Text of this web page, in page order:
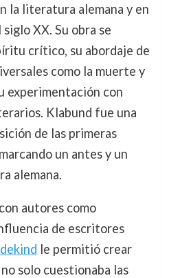
la literatura alemana y en
XX. Su obra se
crítico, su abordaje de
como la muerte y
experimentación con
Klabund fue una
de las primeras
un antes y un
alemana.
autores como
de escritores
le permitió crear
solo cuestionaba las